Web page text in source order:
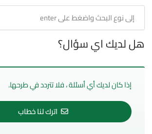
هل لديك اي سؤال؟
إذا كان لديك أي أسئلة ، فلا تتردد في طرحها.
اترك لنا خطاب